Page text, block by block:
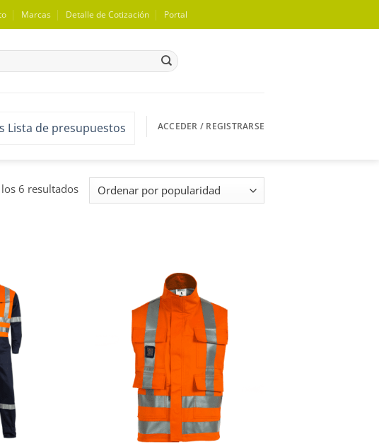
Marcas Detalle de Cotización Portal
Lista de presupuestos ACCEDER / REGISTRARSE
6 resultadosOrdenado
por
WISHLIST